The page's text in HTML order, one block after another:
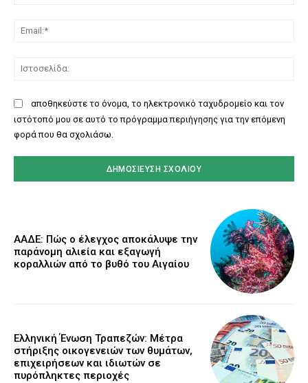
αποθηκεύστε το όνομα, το ηλεκτρονικό ταχυδρομείο και τον
ιστότοπό μου σε αυτό το πρόγραμμα περιήγησης για την επόμενη
φορά που θα σχολιάσω.
ΑΑΔΕ: Πώς ο έλεγχος αποκάλυψε την
παράνομη αλιεία και εξαγωγή
κοραλλιών από το βυθό του Αιγαίου
Ελληνική Ένωση Τραπεζών: Μέτρα
στήριξης οικογενειών των θυμάτων,
επιχειρήσεων και ιδιωτών σε
πυρόπληκτες περιοχές